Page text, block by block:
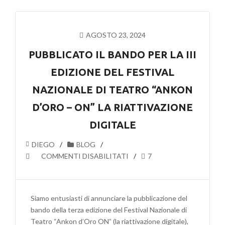
OTTOBRE
AGOSTO 23, 2024
PUBBLICATO IL BANDO PER LA III
EDIZIONE DEL FESTIVAL
NAZIONALE DI TEATRO “ANKON
D’ORO – ON” LA RIATTIVAZIONE
DIGITALE
DIEGO
BLOG
COMMENTI DISABILITATI
SU
IL
PER
LA
7
Siamo entusiasti di annunciare la pubblicazione del
bando della terza edizione del Festival Nazionale di
Teatro “Ankon d’Oro ON” (la riattivazione digitale),